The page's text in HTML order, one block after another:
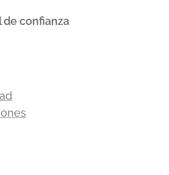
de confianza